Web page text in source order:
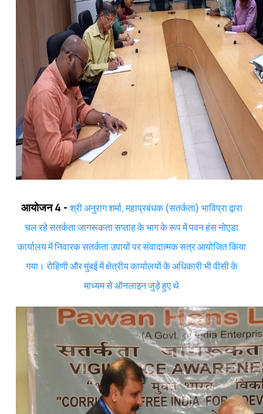
आयोजन 4 -श्री अनुराग शर्मा, महाप्रबंधक (सतर्कता) भाविप्रा द्वारा
चल रहे सतर्कता जागरूकता सप्ताह के भाग के रूप में पवन हंस नोएडा
कार्यालय में निवारक सतर्कता उपायों पर संवादात्मक सत्र आयोजित किया
गया। रोहिणी और मुंबई में क्षेत्रीय कार्यालयों के अधिकारी भी वीसी के
माध्यम से ऑनलाइन जुड़े हुए थे